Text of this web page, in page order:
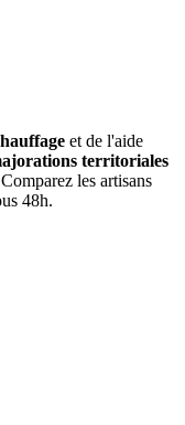
et de l'aide
territoriales
les artisans
48h.